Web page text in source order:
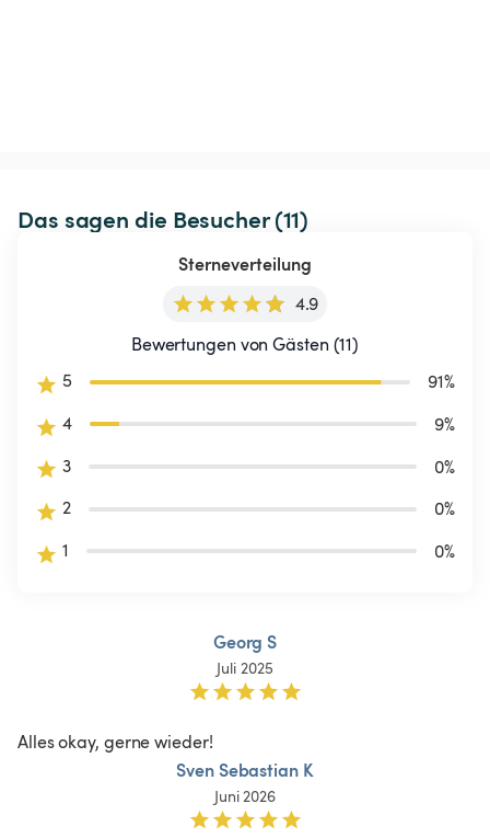
Das sagen die Besucher (11)
Sterneverteilung
4.9
Bewertungen von Gästen (11)
5
91%
4
9%
3
0%
2
0%
1
0%
Georg S
Juli 2025
Alles okay, gerne wieder!
Sven Sebastian K
Juni 2026